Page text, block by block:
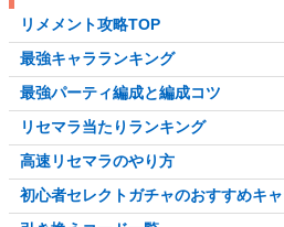
リメメント攻略TOP
最強キャラランキング
最強パーティ編成と編成コツ
リセマラ当たりランキング
高速リセマラのやり方
初心者セレクトガチャのおすすめキ